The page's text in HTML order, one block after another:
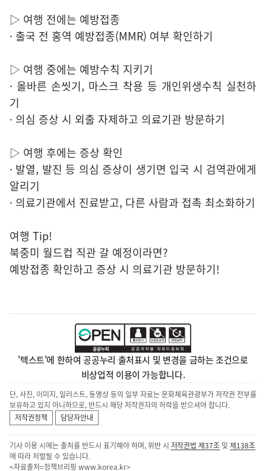
▷ 여행 전에는 예방접종
· 출국 전 홍역 예방접종(MMR) 여부 확인하기
▷ 여행 중에는 예방수칙 지키기
· 올바른 손씻기, 마스크 착용 등 개인위생수칙 실천하
기
· 의심 증상 시 외출 자제하고 의료기관 방문하기
▷ 여행 후에는 증상 확인
· 발열, 발진 등 의심 증상이 생기면 입국 시 검역관에게
알리기
· 의료기관에서 진료받고, 다른 사람과 접촉 최소화하기
여행 Tip!
북중미 월드컵 직관 갈 예정이라면?
예방접종 확인하고 증상 시 의료기관 방문하기!
'텍스트'에 한하여 공공누리 출처표시 및 변경을 금하는 조건으로
비상업적 이용이 가능합니다.
단, 사진, 이미지, 일러스트, 동영상 등의 일부 자료는 문화체육관광부가 저작권 전부를
보유하고 있지 아니하므로, 반드시 해당 저작권자의 허락을 받으셔야 합니다.
저작권정책
담당자안내
기사 이용 시에는 출처를 반드시 표기해야 하며, 위반 시 저작권법 제37조 및제138조
에 따라 처벌될 수 있습니다.
<자료출처=정책브리핑 www.korea.kr>